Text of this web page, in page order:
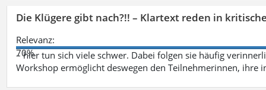
Die Klügere gibt nach?!! – Klartext reden in
Relevanz:
70%
– hier tun sich viele schwer. Dabei folgen sie häufig
Workshop ermöglicht deswegen den Teilnehmerinnen, ihre